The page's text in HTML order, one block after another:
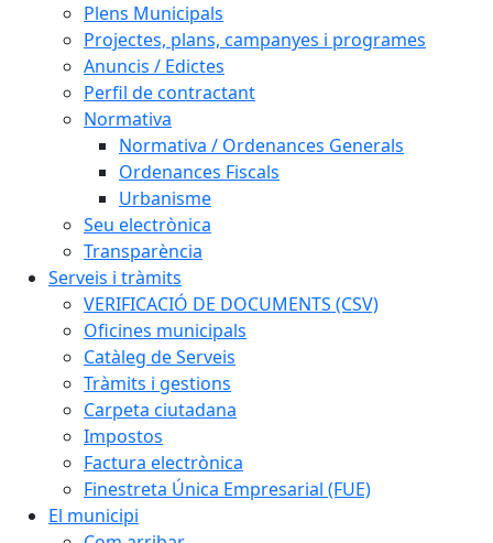
Plens Municipals
Projectes, plans, campanyes i programes
Anuncis / Edictes
Perfil de contractant
Normativa
Normativa / Ordenances Generals
Ordenances Fiscals
Urbanisme
Seu electrònica
Transparència
Serveis i tràmits
VERIFICACIÓ DE DOCUMENTS (CSV)
Oficines municipals
Catàleg de Serveis
Tràmits i gestions
Carpeta ciutadana
Impostos
Factura electrònica
Finestreta Única Empresarial (FUE)
El municipi